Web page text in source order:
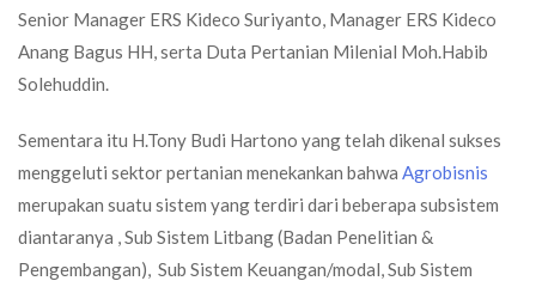
Senior Manager ERS Kideco Suriyanto, Manager ERS Kideco
Anang Bagus HH, serta Duta Pertanian Milenial Moh.Habib
Solehuddin.
Sementara itu H.Tony Budi Hartono yang telah dikenal sukses
menggeluti sektor pertanian menekankan bahwa Agrobisnis
merupakan suatu sistem yang terdiri dari beberapa subsistem
diantaranya , Sub Sistem Litbang (Badan Penelitian &
Pengembangan), Sub Sistem Keuangan/modal, Sub Sistem